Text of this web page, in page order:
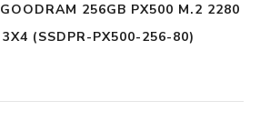
256GB PX500 M.2 2280
3X4 (SSDPR-PX500-256-80)